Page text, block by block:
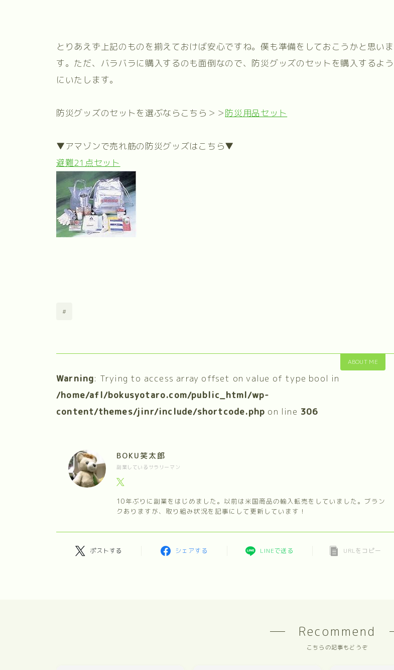
とりあえず上記のものを揃えておけば安心ですね。僕も準備をしておこうかと思いま
す。ただ、バラバラに購入するのも面倒なので、防災グッズのセットを購入するよう
にいたします。
防災グッズのセットを選ぶならこちら＞＞防災用品セット
▼アマゾンで売れ筋の防災グッズはこちら▼
避難21点セット
#
ABOUT ME
Warning: Trying to access array offset on value of type bool in
/home/afl/bokusyotaro.com/public_html/wp-
content/themes/jinr/include/shortcode.php on line 306
BOKU笑太郎
副業しているサラリーマン
10年ぶりに副業をはじめました。以前は米国商品の輸入転売をしていました。ブラン
クありますが、取り組み状況を記事にして更新しています！
ポストする シェアする LINEで送る URLをコピー
Recommend
こちらの記事もどうぞ